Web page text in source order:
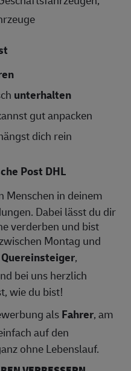
unterhalten
gut anpacken
dich rein
Post DHL
Menschen in deinem
Dabei lässt du dir
verderben und bist
Montag und
Quereinsteiger,
bei uns herzlich
wie du bist!
alsFahrer, am
auf den
ohne Lebenslauf.